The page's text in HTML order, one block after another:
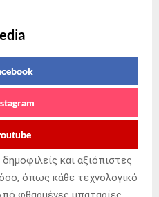
και αξιόπιστες
όπως κάθε τεχνολογικό